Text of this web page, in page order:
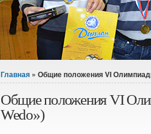
Вы здесь
Главная » Общие положения VI
Общие положения VI
Wedo»)